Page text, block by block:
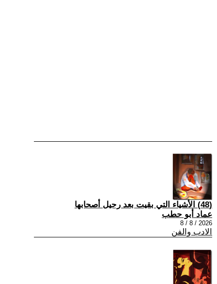
(48) الأشياء التي بقيت بعد رحيل أصحابها
عماد أبو حطب
2026 / 8 / 8
الادب والفن